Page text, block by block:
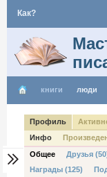
Как?
книги люди
Профиль
Инфо
Общее
Друзья
Награды (125)